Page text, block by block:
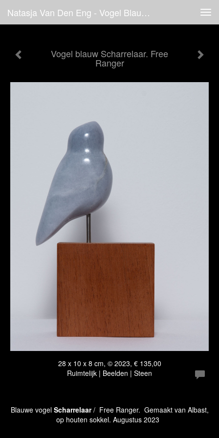
Natasja Van Den Eng - Vogel Blauw Scharrelaar. Free Ranger
Vogel blauw Scharrelaar. Free
Ranger
28 x 10 x 8 cm, © 2023, € 135,00
Ruimtelijk | Beelden | Steen
Blauwe vogel Scharrelaar/ Free Ranger. Gemaakt van Albast,
op houten sokkel. Augustus 2023